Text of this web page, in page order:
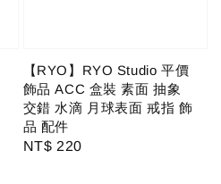
【RYO】RYO Studio 平價
飾品 ACC 盒裝 素面 抽象
交錯 水滴 月球表面 戒指 飾
品 配件
Regular
NT$ 220